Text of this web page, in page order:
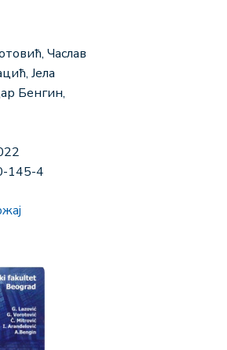
Часлав
Јела
Бенгин,
145-4